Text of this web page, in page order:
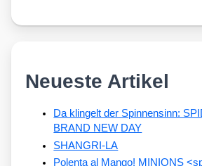
Neueste Artikel
Da klingelt der Spinnensinn:
BRAND NEW DAY
SHANGRI-LA
Polenta al Mango! MINIONS